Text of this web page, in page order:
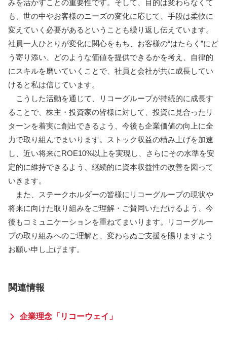
みを活かすことの重要性です。そして、目的は変わらなくて
も、世の中やお客様のニーズの変化に応じて、手段は柔軟に
変えていく必要があるということも繰り返し伝えています。
社員一人ひとりが変化に関心をもち、お客様の“はたらく”にど
う寄り添い、どのような価値を提供できるかを考え、自律的
にスキルを磨いていくことで、社員と会社が共に成長してい
けると私は信じています。
こうした活動を通じて、リコーグループが持続的に成長す
ることで、株主・投資家の皆様に対して、投資に見合ったリ
ターンを着実に創出できるよう、今後も企業価値の向上に全
力で取り組んでまいります。ストック収益の積み上げを加速
し、近い将来にROE10%以上を実現し、さらにその水準を安
定的に維持できるよう、継続的に資本収益性の改善を図って
いきます。
また、ステークホルダーの皆様にリコーグループの現状や
将来に向けた取り組みをご理解・ご賛同いただけるよう、今
後もコミュニケーションを重ねてまいります。リコーグルー
プの取り組みへのご理解と、変わらぬご支援を賜りますよう
お願い申し上げます。
関連情報
企業理念「リコーウェイ」